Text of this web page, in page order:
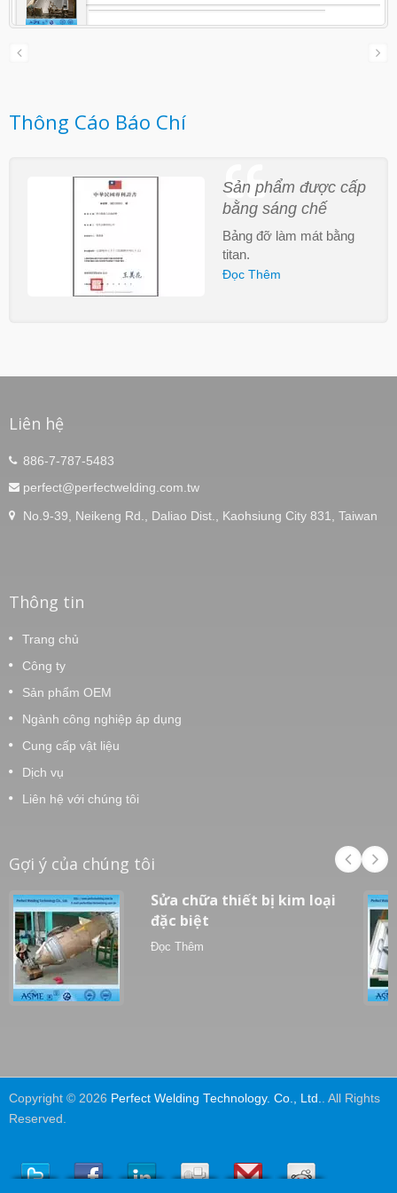
Zirconium, Tantalum, Niobium và các hợp
Thông Cáo Báo Chí
Sản phẩm được cấp
bằng sáng chế
Bảng đỡ làm mát bằng
titan.
Đọc Thêm
Liên hệ
886-7-787-5483
perfect@perfectwelding.com.tw
No.9-39, Neikeng Rd., Daliao Dist., Kaohsiung City 831, Taiwan
Thông tin
Trang chủ
Công ty
Sản phẩm OEM
Ngành công nghiệp áp dụng
Cung cấp vật liệu
Dịch vụ
Liên hệ với chúng tôi
Gợi ý của chúng tôi
Sửa chữa thiết bị kim loại
đặc biệt
Đọc Thêm
Copyright © 2026 Perfect Welding Technology. Co., Ltd.. All Rights
Reserved.